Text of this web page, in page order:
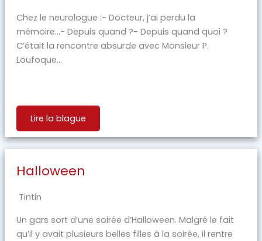
Chez le neurologue :- Docteur, j’ai perdu la
mémoire…- Depuis quand ?- Depuis quand quoi ?
C’était la rencontre absurde avec Monsieur P.
Loufoque…
Lire la blague
Halloween
Tintin
Un gars sort d’une soirée d’Halloween. Malgré le fait
qu’il y avait plusieurs belles filles à la soirée, il rentre